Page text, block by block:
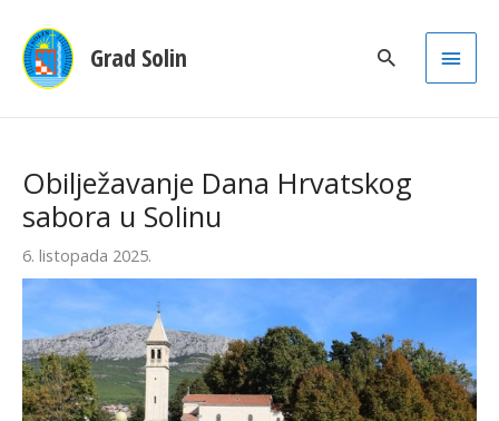
Grad Solin
Main
Obilježavanje Dana Hrvatskog
sabora u Solinu
6. listopada 2025.